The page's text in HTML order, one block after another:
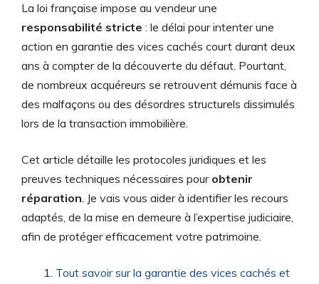
La loi française impose au vendeur une
responsabilité stricte : le délai pour intenter une
action en garantie des vices cachés court durant deux
ans à compter de la découverte du défaut. Pourtant,
de nombreux acquéreurs se retrouvent démunis face à
des malfaçons ou des désordres structurels dissimulés
lors de la transaction immobilière.
Cet article détaille les protocoles juridiques et les
preuves techniques nécessaires pour obtenir
réparation. Je vais vous aider à identifier les recours
adaptés, de la mise en demeure à l’expertise judiciaire,
afin de protéger efficacement votre patrimoine.
Tout savoir sur la garantie des vices cachés et